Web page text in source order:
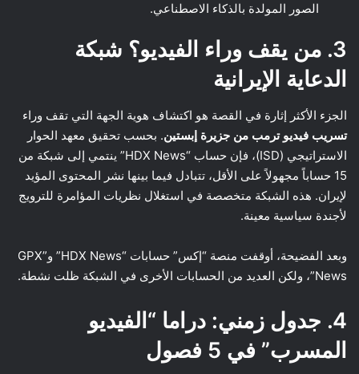
الصور المولدة بالذكاء الاصطناعي.
3. من يقف وراء الفيديو؟ شبكة
الدعاية الإيرانية
الجزء الأكثر إثارة في القصة هو اكتشاف هوية الجهة التي تقف وراء
تسريب فيديو ترمب من جزيرة إبستين. بحسب تحقيق معهد الحوار
الاستراتيجي (ISD)، فإن حساب “HDX News” ينتمي إلى شبكة من
15 حساباً مجهولاً على الأقل، تتبادل فيما بينها نشر المحتوى المؤيد
لإيران. هذه الشبكة متخصصة في استغلال نظريات المؤامرة للترويج
لأجندة سياسية معينة.
وبعد الفضيحة، أوقفت منصة “إكس” حسابات “HDX News” و”GPX
News”، ولكن العديد من الحسابات الأخرى في الشبكة ظلت نشطة.
4. جدول زمني: دراما “الفيديو
المسرب” في 5 فصول